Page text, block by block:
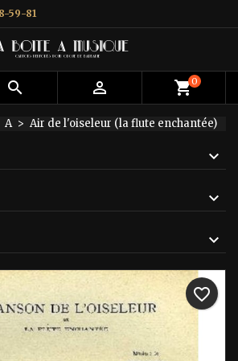
59-81
  shopping_cart0
A Air de l'oiseleur (la flute enchantée)
favorite_border
liste d'envies ×
liste
d'envies ×
×
connecté pour ajouter des produits